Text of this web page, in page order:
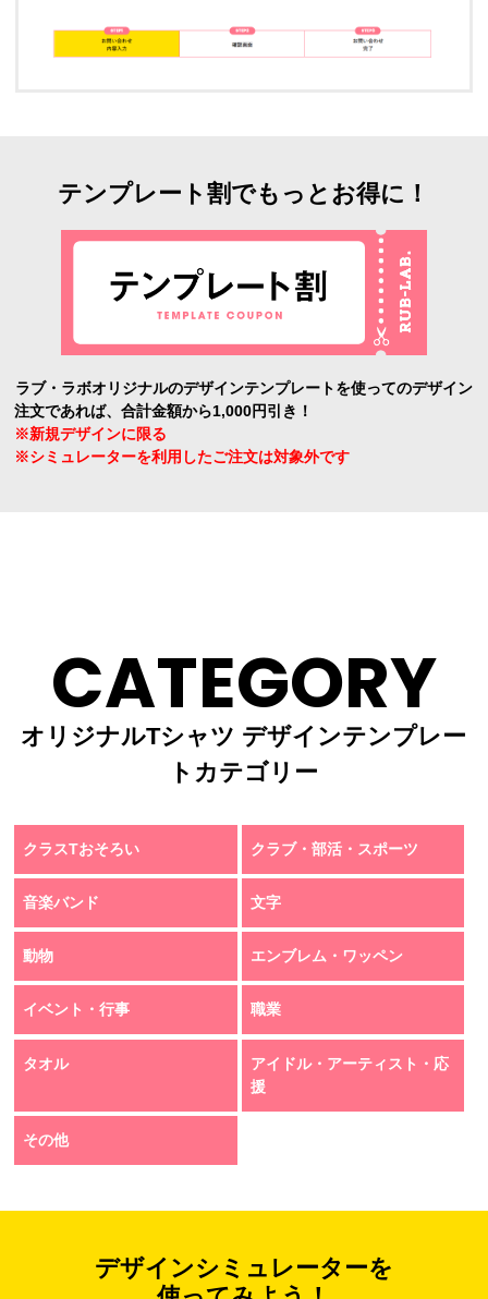
テンプレート割でもっとお得に！
ラブ・ラボオリジナルのデザインテンプレートを使ってのデザイン
注文であれば、合計金額から1,000円引き！
※新規デザインに限る
※シミュレーターを利用したご注文は対象外です
CATEGORY
オリジナルTシャツ デザインテンプレー
トカテゴリー
クラスTおそろい クラブ・部活・スポーツ
音楽バンド 文字
動物 エンブレム・ワッペン
イベント・行事 職業
タオル
アイドル・アーティスト・応
援
その他
デザインシミュレーターを